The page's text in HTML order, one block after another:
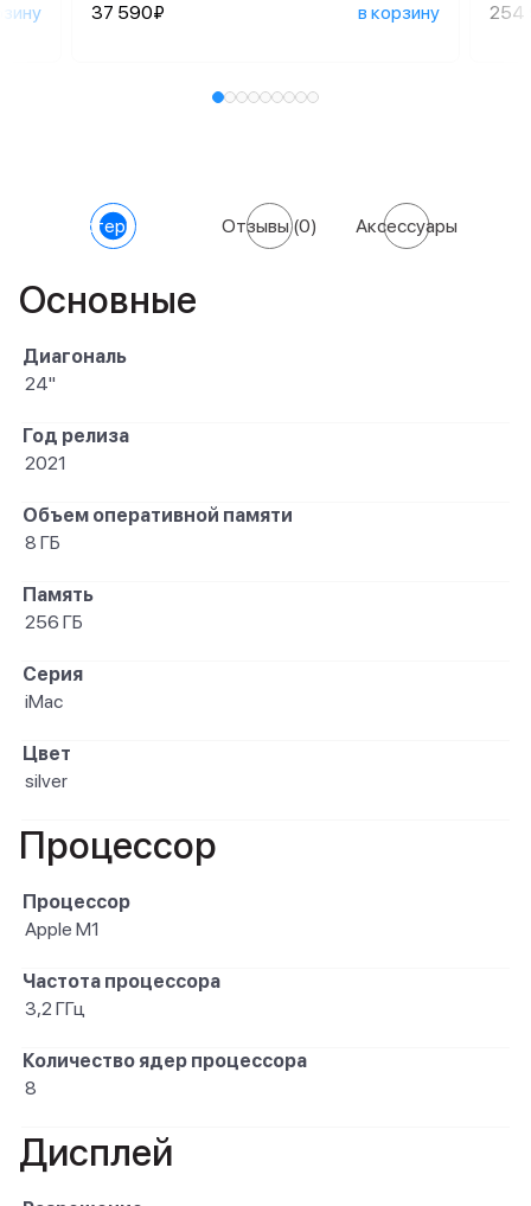
37 590₽ в корзину
254
Характеристики Отзывы(0) Аксессуары
Основные
Диагональ
24"
Год релиза
2021
Объем оперативной памяти
8 ГБ
Память
256 ГБ
Серия
iMac
Цвет
silver
Процессор
Процессор
Apple M1
Частота процессора
3,2 ГГц
Количество ядер процессора
8
Дисплей